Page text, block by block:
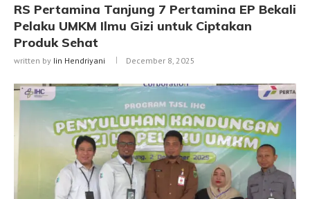
RS Pertamina Tanjung 7 Pertamina EP Bekali
Pelaku UMKM Ilmu Gizi untuk Ciptakan
Produk Sehat
written by Iin Hendriyani December 8, 2025